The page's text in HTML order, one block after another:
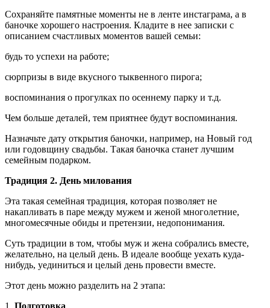
Сохраняйте памятные моменты не в ленте инстаграма, а в
баночке хорошего настроения. Кладите в нее записки с
описанием счастливых моментов вашей семьи:
будь то успехи на работе;
сюрпризы в виде вкусного тыквенного пирога;
воспоминания о прогулках по осеннему парку и т.д.
Чем больше деталей, тем приятнее будут воспоминания.
Назначьте дату открытия баночки, например, на Новый год
или годовщину свадьбы. Такая баночка станет лучшим
семейным подарком.
Традиция 2. День милования
Эта такая семейная традиция, которая позволяет не
накапливать в паре между мужем и женой многолетние,
многомесячные обиды и претензии, недопонимания.
Суть традиции в том, чтобы муж и жена собрались вместе,
желательно, на целый день. В идеале вообще уехать куда-
нибудь, уединиться и целый день провести вместе.
Этот день можно разделить на 2 этапа: